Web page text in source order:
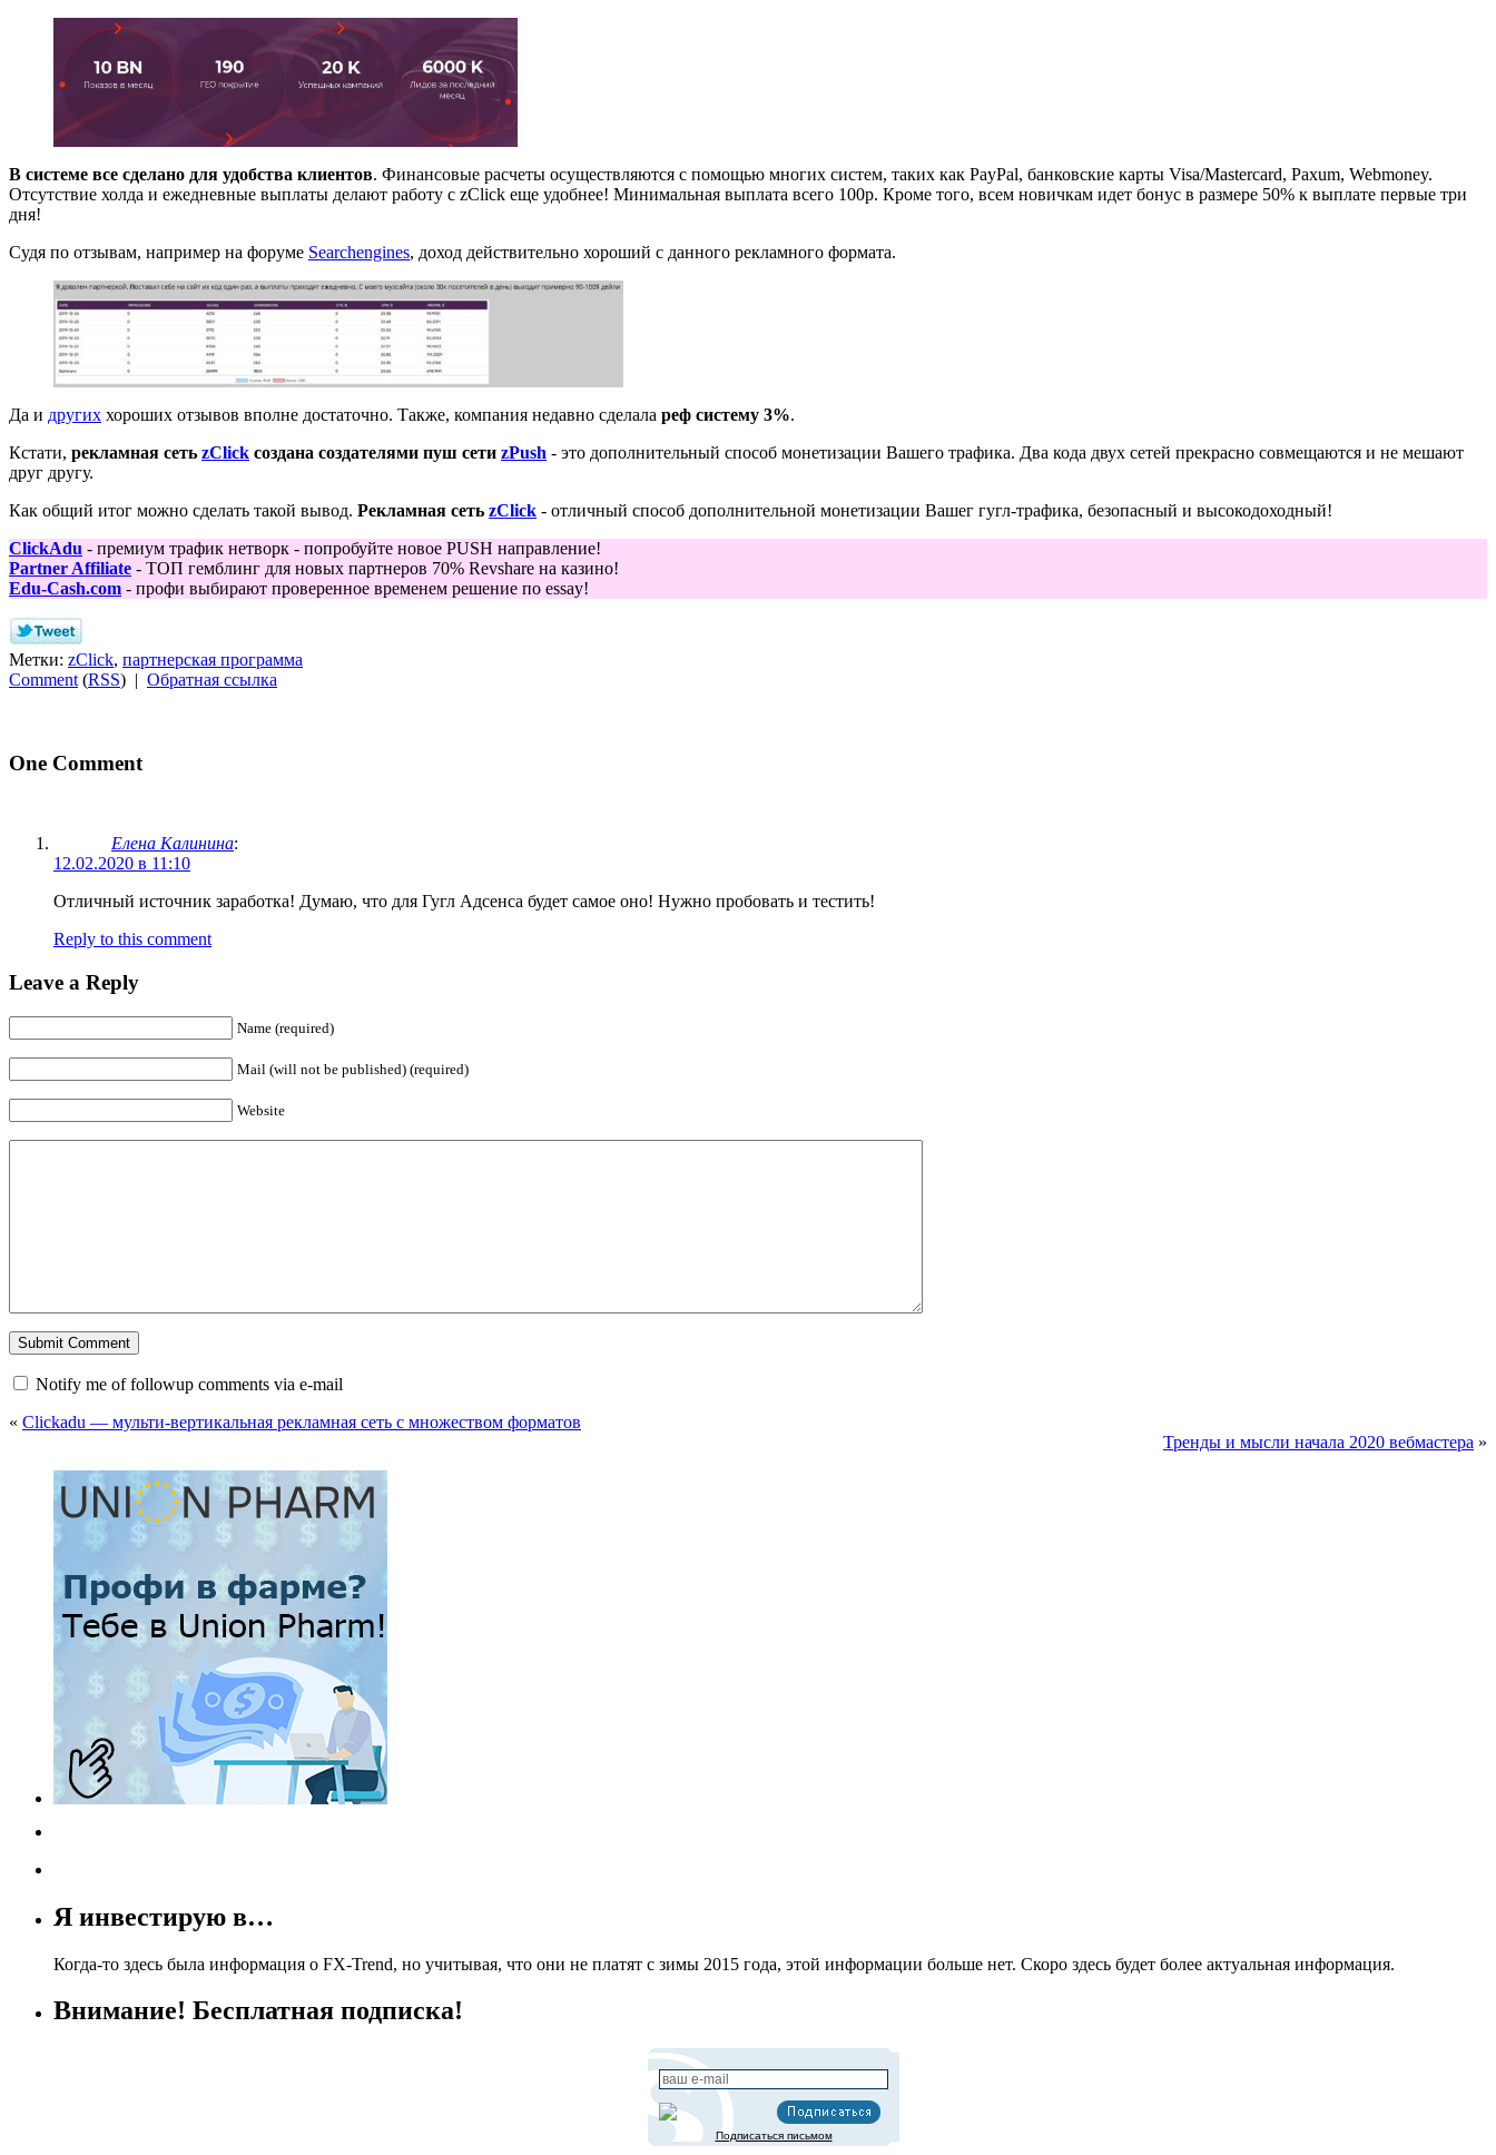
В системе все сделано для удобства клиентов. Финансовые расчеты осуществляются с помощью многих систем, таких как PayPal, банковские карты Visa/Mastercard, Paxum, Webmoney.
Отсутствие холда и ежедневные выплаты делают работу с zClick еще удобнее! Минимальная выплата всего 100р. Кроме того, всем новичкам идет бонус в размере 50% к выплате первые три
дня!
Судя по отзывам, например на форуме Searchengines, доход действительно хороший с данного рекламного формата.
Да и других хороших отзывов вполне достаточно. Также, компания недавно сделала реф систему 3%.
Кстати, рекламная сеть zClick создана создателями пуш сети zPush - это дополнительный способ монетизации Вашего трафика. Два кода двух сетей прекрасно совмещаются и не мешают
друг другу.
Как общий итог можно сделать такой вывод. Рекламная сеть zClick - отличный способ дополнительной монетизации Вашег гугл-трафика, безопасный и высокодоходный!
ClickAdu - премиум трафик нетворк - попробуйте новое PUSH направление!
Partner Affiliate - ТОП гемблинг для новых партнеров 70% Revshare на казино!
Edu-Cash.com - профи выбирают проверенное временем решение по essay!
Метки: zClick, партнерская программа
Comment (RSS) | Обратная ссылка
One Comment
Елена Калинина:
12.02.2020 в 11:10
Отличный источник заработка! Думаю, что для Гугл Адсенса будет самое оно! Нужно пробовать и тестить!
Reply to this comment
Leave a Reply
Name (required)
Mail (will not be published) (required)
Website
Notify me of followup comments via e-mail
« Clickadu — мульти-вертикальная рекламная сеть с множеством форматов
Тренды и мысли начала 2020 вебмастера »
Я инвестирую в…
Когда-то здесь была информация о FX-Trend, но учитывая, что они не платят с зимы 2015 года, этой информации больше нет. Скоро здесь будет более актуальная информация.
Внимание! Бесплатная подписка!
Подписаться письмом